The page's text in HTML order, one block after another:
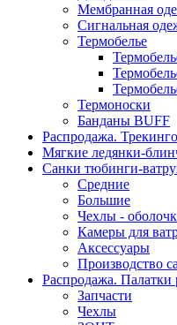
Мембранная
Сигнальная
Термобелье
Термоноски
Банданы BUFF
Распродажа.
Мягкие ледянки-
Санки тюбинги-
Средние
Большие
Чехлы -
Камеры для
Аксессуары
Производство
Распродажа. Палатки
Запчасти
Чехлы